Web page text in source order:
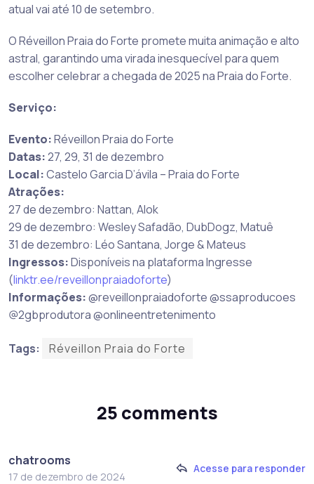
atual vai até 10 de setembro.
O Réveillon Praia do Forte promete muita animação e alto
astral, garantindo uma virada inesquecível para quem
escolher celebrar a chegada de 2025 na Praia do Forte.
Serviço:
Evento:Réveillon Praia do Forte
Datas:27, 29, 31 de dezembro
Local:Castelo Garcia D’ávila – Praia do Forte
Atrações:
27 de dezembro: Nattan, Alok
29 de dezembro: Wesley Safadão, DubDogz, Matuê
31 de dezembro: Léo Santana, Jorge & Mateus
Ingressos:Disponíveis na plataforma Ingresse
(linktr.ee/reveillonpraiadoforte)
Informações:@reveillonpraiadoforte @ssaproducoes
@2gbprodutora @onlineentretenimento
Tags: Réveillon Praia do Forte
25 comments
chatrooms
17 de dezembro de 2024
Acesse para responder